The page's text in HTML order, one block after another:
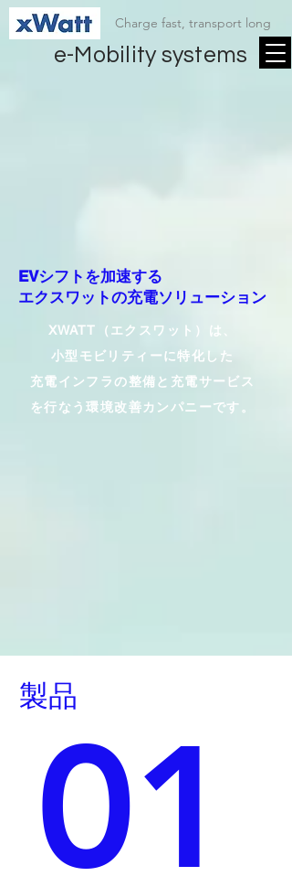
Charge fast, transport long
e-Mobility systems
EVシフトを加速する
エクスワットの充電ソリューション
XWATT（エクスワット）は、
小型モビリティーに特化した
充電インフラの整備と充電サービス
を行なう​環境改善カンパニーです。
製品
01